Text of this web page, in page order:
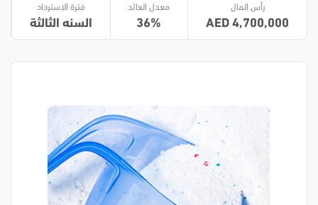
رأس المال
4,700,000
معدل العائد
36
فترة الاسترداد
السنه الثالثة